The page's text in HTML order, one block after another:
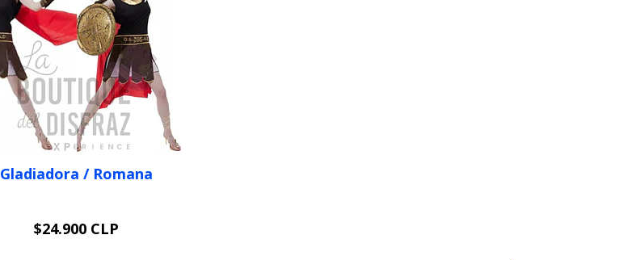
Gladiadora / Romana
VER OPCIONES
$24.900 CLP